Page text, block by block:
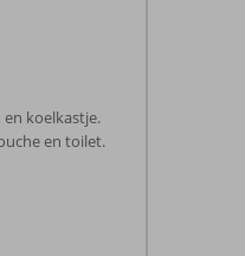
koelkastje.
en toilet.